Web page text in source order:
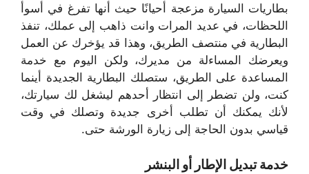
بطاريات السيارة مزعجة أحيانًا حيث أنها تفرغ في أسوأ
اللحظات، في عديد المرات وانت ذاهب إلى عملك، تنفذ
البطارية في منتصف الطريق، وهذا قد يؤخرك عن العمل
ويعرضك المساءلة من مديرك، ولكن اليوم مع خدمة
المساعدة على الطريق، ستصلك البطارية الجديدة أينما
كنت، ولن تضطر إلى انتظار أحدهم ليشغل لك سيارتك،
لأنك يمكنك أن تطلب أخرى جديدة وتصلك في وقت
قياسي بدون الحاجة إلى زيارة الورشة حتى.
خدمة تبديل الإطار أو البنشر